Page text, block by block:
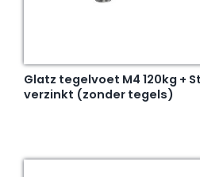
Glatz tegelvoet M4 120kg +
verzinkt (zonder tegels)